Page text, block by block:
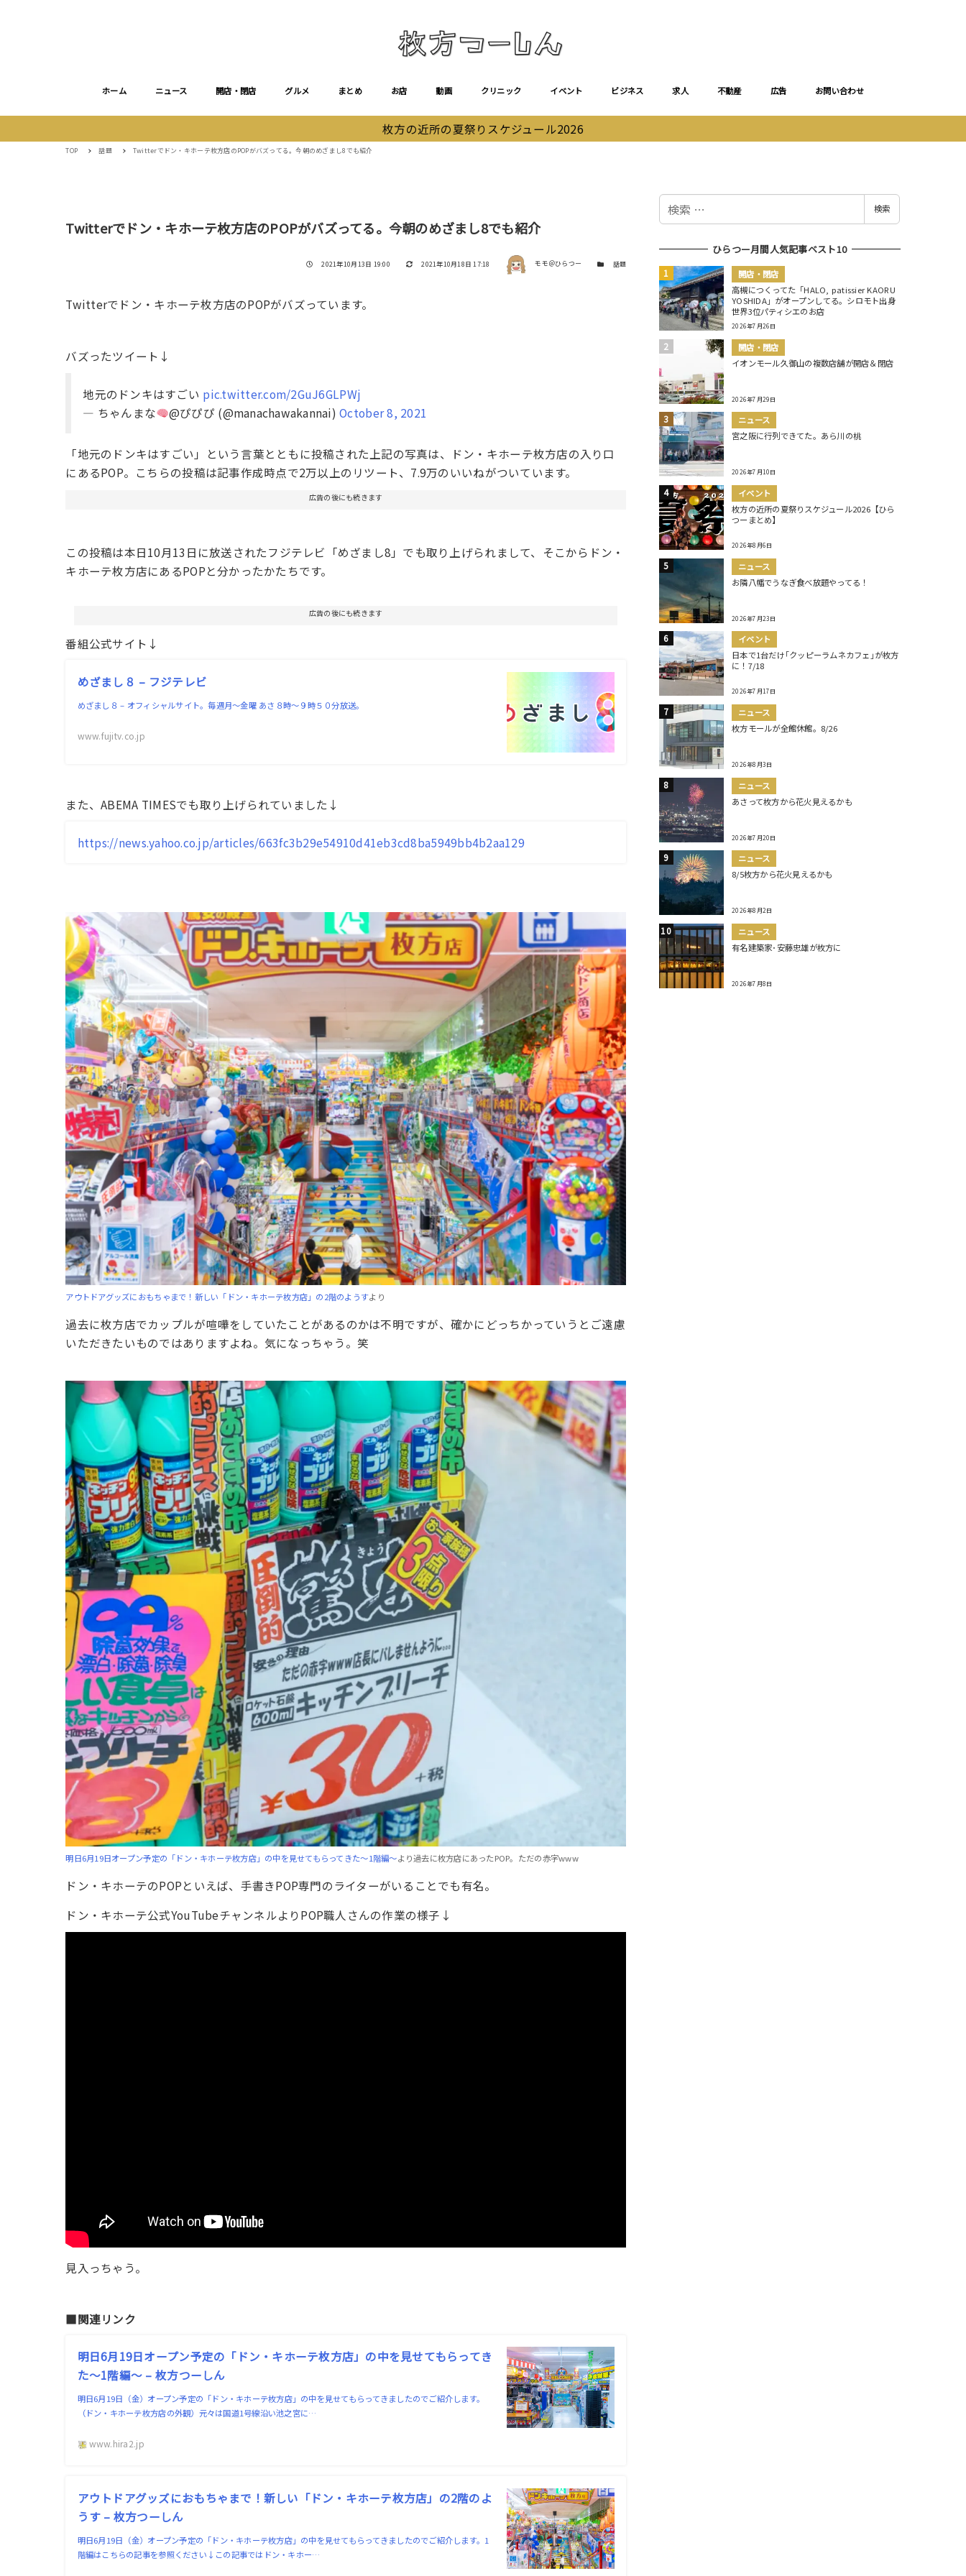
ホーム ニュース 開店・閉店 グルメ まとめ お店 動画 クリニック イベント ビジネス 求人 不動産 広告 お問い合わせ
枚方の近所の夏祭りスケジュール2026
TOP 話題 Twitterでドン・キホーテ枚方店のPOPがバズってる。今朝のめざまし8でも紹介
Twitterでドン・キホーテ枚方店のPOPがバズってる。今朝のめざまし8でも紹介
投稿日
2021年10月13日 19:00 更新日
2021年10月18日 17:18 著者 モモ＠ひらつー カテゴリー
話題
Twitterでドン・キホーテ枚方店のPOPがバズっています。
バズったツイート↓
地元のドンキはすごい pic.twitter.com/2GuJ6GLPWj
— ちゃんまな
@ぴぴぴ (@manachawakannai)October 8, 2021
「地元のドンキはすごい」という言葉とともに投稿された上記の写真は、ドン・キホーテ枚方店の入り口
にあるPOP。こちらの投稿は記事作成時点で2万以上のリツート、7.9万のいいねがついています。
広告の後にも続きます
この投稿は本日10月13日に放送されたフジテレビ「めざまし8」でも取り上げられまして、そこからドン・
キホーテ枚方店にあるPOPと分かったかたちです。
広告の後にも続きます
番組公式サイト↓
めざまし８ – フジテレビ
めざまし８ – オフィシャルサイト。毎週月〜金曜 あさ８時～９時５０分放送。
www.fujitv.co.jp
また、ABEMA TIMESでも取り上げられていました↓
https://news.yahoo.co.jp/articles/663fc3b29e54910d41eb3cd8ba5949bb4b2aa129
アウトドアグッズにおもちゃまで！新しい「ドン・キホーテ枚方店」の2階のようすより
過去に枚方店でカップルが喧嘩をしていたことがあるのかは不明ですが、確かにどっちかっていうとご遠慮
いただきたいものではありますよね。気になっちゃう。笑
明日6月19日オープン予定の「ドン・キホーテ枚方店」の中を見せてもらってきた〜1階編〜より過去に枚方店にあったPOP。ただの赤字www
ドン・キホーテのPOPといえば、手書きPOP専門のライターがいることでも有名。
ドン・キホーテ公式YouTubeチャンネルよりPOP職人さんの作業の様子↓
見入っちゃう。
■関連リンク
明日6月19日オープン予定の「ドン・キホーテ枚方店」の中を見せてもらってき
た〜1階編〜 – 枚方つーしん
明日6月19日（金）オープン予定の「ドン・キホーテ枚方店」の中を見せてもらってきましたのでご紹介します。
（ドン・キホーテ枚方店の外観）元々は国道1号線沿い池之宮に…
www.hira2.jp
アウトドアグッズにおもちゃまで！新しい「ドン・キホーテ枚方店」の2階のよ
うす – 枚方つーしん
明日6月19日（金）オープン予定の「ドン・キホーテ枚方店」の中を見せてもらってきましたのでご紹介します。1
階編はこちらの記事を参照ください↓この記事ではドン・キホー…
検
検索
ひらつー月間人気記事ベスト10
開店・閉店
高槻につくってた「HALO, patissier KAORU
YOSHIDA」がオープンしてる。シロモト出身
世界3位パティシエのお店
2026年7月26日
開店・閉店
イオンモール久御山の複数店舗が開店＆閉店
2026年7月29日
ニュース
宮之阪に行列できてた。あら川の桃
2026年7月10日
イベント
枚方の近所の夏祭りスケジュール2026【ひら
つーまとめ】
2026年8月6日
ニュース
お隣八幡でうなぎ食べ放題やってる！
2026年7月23日
イベント
日本で1台だけ｢クッピーラムネカフェ｣が枚方
に！7/18
2026年7月17日
ニュース
枚方モールが全館休館。8/26
2026年8月3日
ニュース
あさって枚方から花火見えるかも
2026年7月20日
ニュース
8/5枚方から花火見えるかも
2026年8月2日
ニュース
有名建築家･安藤忠雄が枚方に
2026年7月8日